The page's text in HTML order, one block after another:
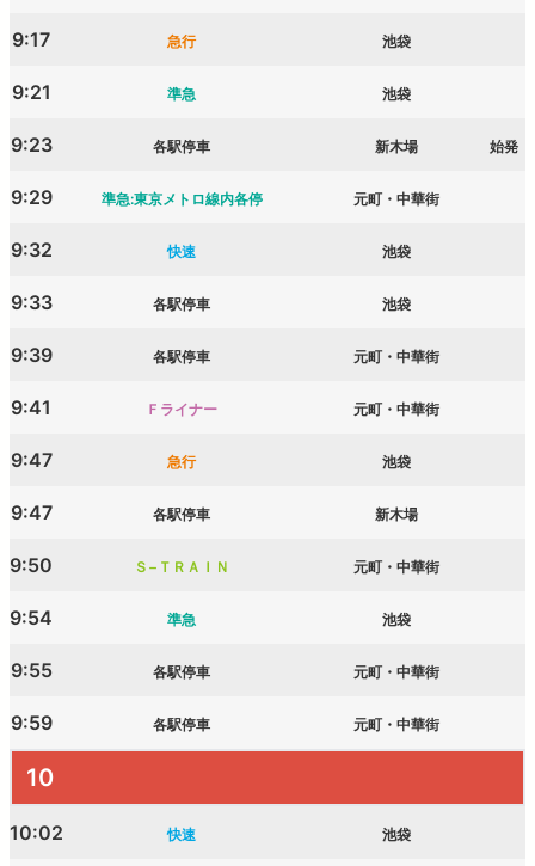
9:17 急行 池袋
9:21 準急 池袋
9:23 各駅停車 新木場 始発
9:29 準急:東京メトロ線内各停 元町・中華街
9:32 快速 池袋
9:33 各駅停車 池袋
9:39 各駅停車 元町・中華街
9:41 Ｆライナー 元町・中華街
9:47 急行 池袋
9:47 各駅停車 新木場
9:50 Ｓ−ＴＲＡＩＮ 元町・中華街
9:54 準急 池袋
9:55 各駅停車 元町・中華街
9:59 各駅停車 元町・中華街
10
10:02 快速 池袋